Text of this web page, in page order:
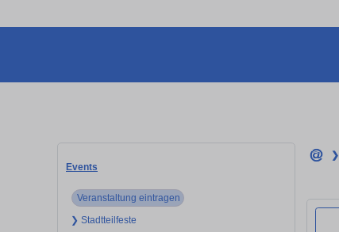
Events
Veranstaltung eintragen
❯ Stadtteilfeste
❯